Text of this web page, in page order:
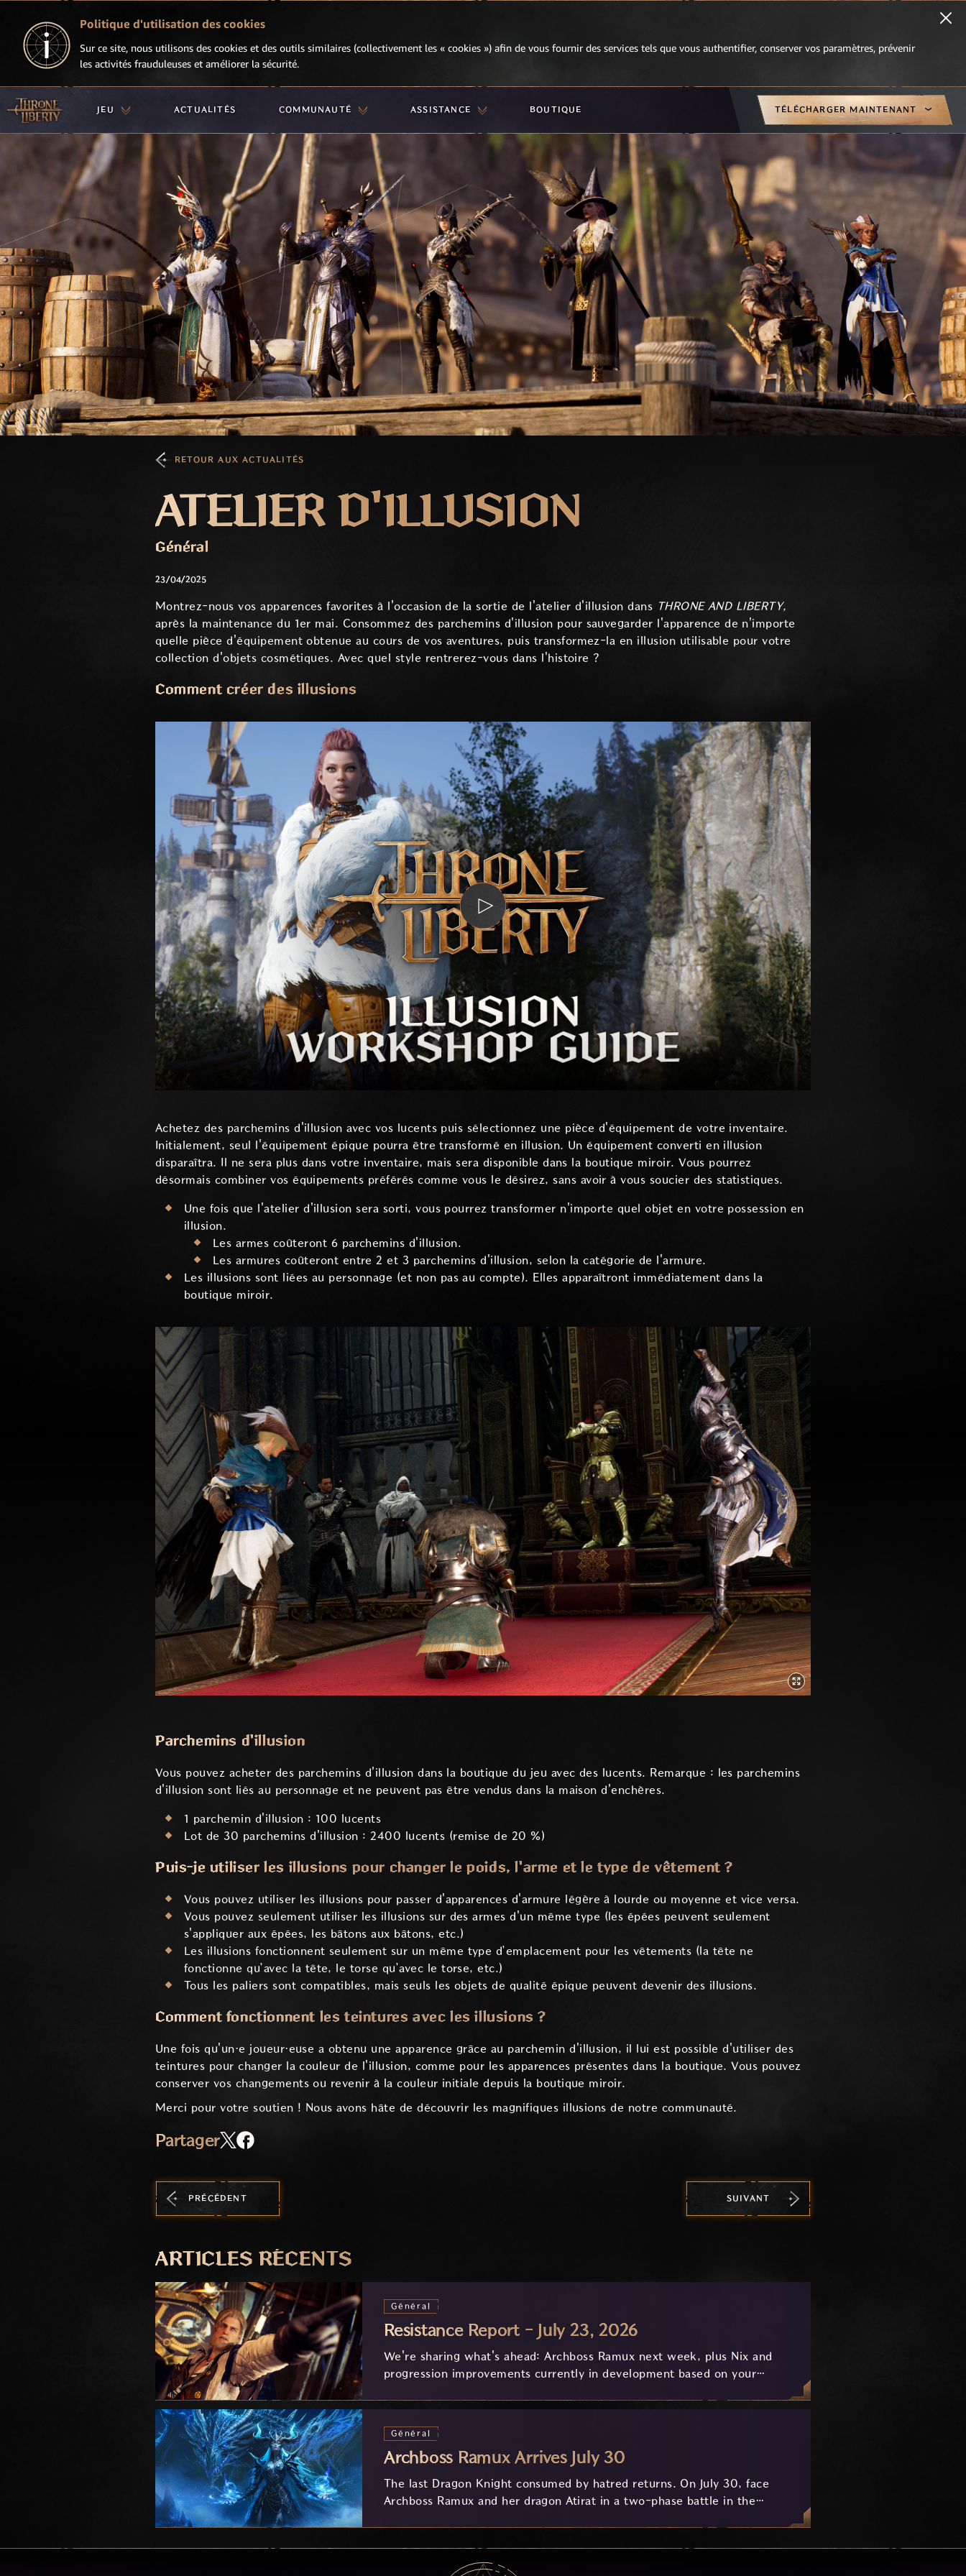
Politique d'utilisation des cookies
Sur ce site, nous utilisons des cookies et des outils similaires (collectivement les « cookies ») afin de vous fournir des services tels que vous authentifier, conserver vos paramètres, prévenir
les activités frauduleuses et améliorer la sécurité.
JEU ACTUALITÉS COMMUNAUTÉ ASSISTANCE BOUTIQUE TÉLÉCHARGER MAINTENANT
RETOUR AUX ACTUALITÉS
ATELIER D'ILLUSION
Général
23/04/2025
Montrez-nous vos apparences favorites à l'occasion de la sortie de l'atelier d'illusion dans THRONE AND LIBERTY,
après la maintenance du 1er mai. Consommez des parchemins d'illusion pour sauvegarder l'apparence de n'importe
quelle pièce d'équipement obtenue au cours de vos aventures, puis transformez-la en illusion utilisable pour votre
collection d'objets cosmétiques. Avec quel style rentrerez-vous dans l'histoire ?
Comment créer des illusions
Achetez des parchemins d'illusion avec vos lucents puis sélectionnez une pièce d'équipement de votre inventaire.
Initialement, seul l'équipement épique pourra être transformé en illusion. Un équipement converti en illusion
disparaîtra. Il ne sera plus dans votre inventaire, mais sera disponible dans la boutique miroir. Vous pourrez
désormais combiner vos équipements préférés comme vous le désirez, sans avoir à vous soucier des statistiques.
Une fois que l'atelier d'illusion sera sorti, vous pourrez transformer n'importe quel objet en votre possession en
illusion.
Les armes coûteront 6 parchemins d'illusion.
Les armures coûteront entre 2 et 3 parchemins d'illusion, selon la catégorie de l'armure.
Les illusions sont liées au personnage (et non pas au compte). Elles apparaîtront immédiatement dans la
boutique miroir.
Parchemins d'illusion
Vous pouvez acheter des parchemins d'illusion dans la boutique du jeu avec des lucents. Remarque : les parchemins
d'illusion sont liés au personnage et ne peuvent pas être vendus dans la maison d'enchères.
1 parchemin d'illusion : 100 lucents
Lot de 30 parchemins d'illusion : 2400 lucents (remise de 20 %)
Puis-je utiliser les illusions pour changer le poids, l'arme et le type de vêtement ?
Vous pouvez utiliser les illusions pour passer d'apparences d'armure légère à lourde ou moyenne et vice versa.
Vous pouvez seulement utiliser les illusions sur des armes d'un même type (les épées peuvent seulement
s'appliquer aux épées, les bâtons aux bâtons, etc.)
Les illusions fonctionnent seulement sur un même type d’emplacement pour les vêtements (la tête ne
fonctionne qu’avec la tête, le torse qu’avec le torse, etc.)
Tous les paliers sont compatibles, mais seuls les objets de qualité épique peuvent devenir des illusions.
Comment fonctionnent les teintures avec les illusions ?
Une fois qu'un·e joueur·euse a obtenu une apparence grâce au parchemin d'illusion, il lui est possible d'utiliser des
teintures pour changer la couleur de l'illusion, comme pour les apparences présentes dans la boutique. Vous pouvez
conserver vos changements ou revenir à la couleur initiale depuis la boutique miroir.
Merci pour votre soutien ! Nous avons hâte de découvrir les magnifiques illusions de notre communauté.
Partager
PRÉCÉDENT SUIVANT
ARTICLES RÉCENTS
Général
Resistance Report - July 23, 2026
We're sharing what's ahead: Archboss Ramux next week, plus Nix and
progression improvements currently in development based on your
Général
Archboss Ramux Arrives July 30
The last Dragon Knight consumed by hatred returns. On July 30, face
Archboss Ramux and her dragon Atirat in a two-phase battle in the